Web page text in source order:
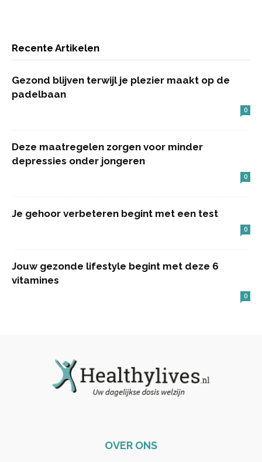
Recente Artikelen
Gezond blijven terwijl je plezier maakt op de
padelbaan
0
Deze maatregelen zorgen voor minder
depressies onder jongeren
0
Je gehoor verbeteren begint met een test
0
Jouw gezonde lifestyle begint met deze 6
vitamines
0
OVER ONS